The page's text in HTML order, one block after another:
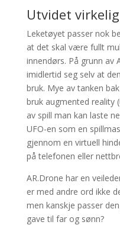
Utvidet
Leketøyet passer nok
at det skal være fullt
innendørs. På grunn av
imidlertid seg selv at
bruk. Mye av tanken
bruk augmented reality
av spill man kan laste
UFO-en som en
gjennom en virtuell
på telefonen eller
AR.Drone har en
er med andre ord ikke
men kanskje passer
gave til far og sønn?